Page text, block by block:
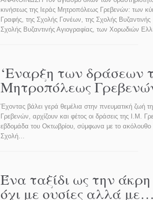
κινήσεως της Ιεράς Μητροπόλεως Γρεβενών: των
Γραφής, της Σχολής Γονέων, της Σχολής Βυζαντινής
Σχολής Βυζαντινής Αγιογραφίας, των Χορωδιών
‘Εναρξη των δράσεων
Μητροπόλεως
Έχοντας βάλει γερά θεμέλια στην πνευματική ζωή
Γρεβενών, αρχίζουν και φέτος οι δράσεις της Ι.Μ.
εβδομάδα του Οκτωβρίου, σύμφωνα με το
Σχολή…
Ένα ταξίδι ως την άκρη
όχι με ουσίες αλλά